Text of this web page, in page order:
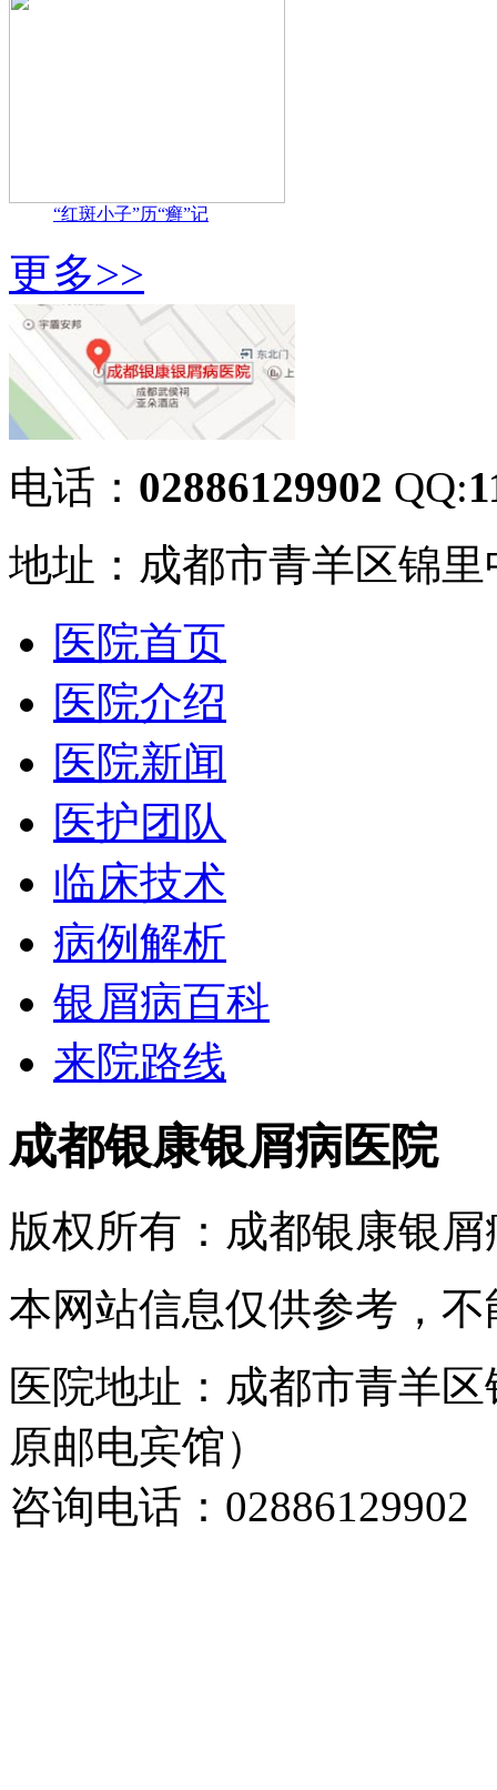
“红斑小子”历“癣”记
更多>>
电话： 02886129902 QQ:
地址：成都市青羊区锦里
医院首页
医院介绍
医院新闻
医护团队
临床技术
病例解析
银屑病百科
来院路线
成都银康银屑病医院
版权所有：成都银康银
本网站信息仅供参考，
医院地址：成都市青羊
原邮电宾馆）
咨询电话：02886129902